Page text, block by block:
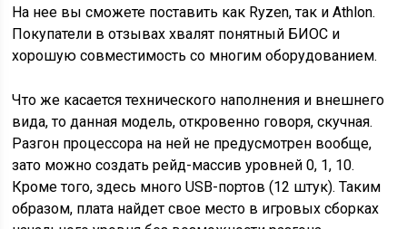
На нее вы сможете поставить как Ryzen, так и Athlon.
Покупатели в отзывах хвалят понятный БИОС и
хорошую совместимость со многим оборудованием.
Что же касается технического наполнения и внешнего
вида, то данная модель, откровенно говоря, скучная.
Разгон процессора на ней не предусмотрен вообще,
зато можно создать рейд-массив уровней 0, 1, 10.
Кроме того, здесь много USB-портов (12 штук). Таким
образом, плата найдет свое место в игровых сборках